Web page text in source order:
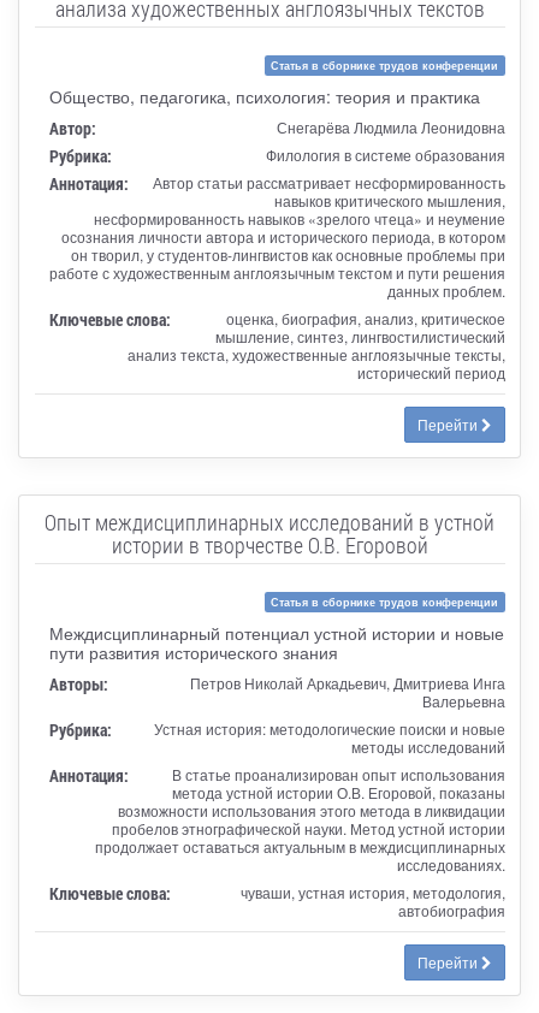
анализа художественных англоязычных текстов
Статья в сборнике трудов конференции
Общество, педагогика, психология: теория и практика
Автор: Снегарёва Людмила Леонидовна
Рубрика: Филология в системе образования
Аннотация:
Автор статьи рассматривает несформированность
навыков критического мышления,
несформированность навыков «зрелого чтеца» и неумение
осознания личности автора и исторического периода, в котором
он творил, у студентов-лингвистов как основные проблемы при
работе с художественным англоязычным текстом и пути решения
данных проблем.
Ключевые слова:
оценка, биография, анализ, критическое
мышление, синтез, лингвостилистический
анализ текста, художественные англоязычные тексты,
исторический период
Перейти
Опыт междисциплинарных исследований в устной
истории в творчестве О.В. Егоровой
Статья в сборнике трудов конференции
Междисциплинарный потенциал устной истории и новые
пути развития исторического знания
Авторы:
Петров Николай Аркадьевич, Дмитриева Инга
Валерьевна
Рубрика:
Устная история: методологические поиски и новые
методы исследований
Аннотация:
В статье проанализирован опыт использования
метода устной истории О.В. Егоровой, показаны
возможности использования этого метода в ликвидации
пробелов этнографической науки. Метод устной истории
продолжает оставаться актуальным в междисциплинарных
исследованиях.
Ключевые слова:
чуваши, устная история, методология,
автобиография
Перейти